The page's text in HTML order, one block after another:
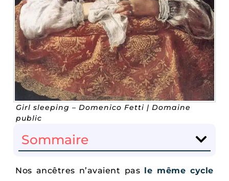
Girl sleeping – Domenico Fetti | Domaine
public
Sommaire
Nos ancêtres n’avaient pas le même cycle